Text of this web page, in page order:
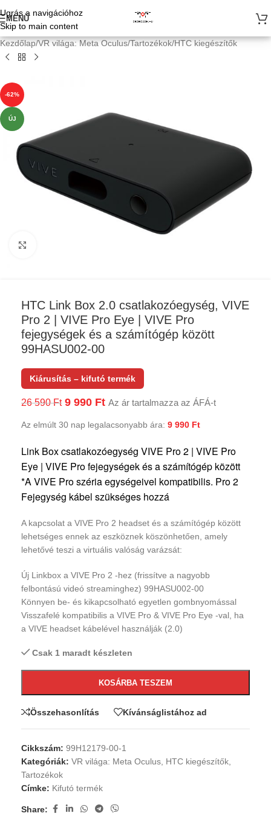
Ugrás a navigációhoz
Skip to main content
MENÜ
Kezdőlap/VR világa: Meta Oculus/Tartozékok/HTC kiegészítők
-62%
ÚJ
HTC Link Box 2.0 csatlakozóegység, VIVE
Pro 2 | VIVE Pro Eye | VIVE Pro
fejegységek és a számítógép között
99HASU002-00
Kiárusítás – kifutó termék
26 590Ft 9 990 Ft Az ár tartalmazza az ÁFÁ-t
Az elmúlt 30 nap legalacsonyabb ára: 9 990 Ft
Link Box csatlakozóegység VIVE Pro 2 | VIVE Pro
Eye | VIVE Pro fejegységek és a számítógép között
*A VIVE Pro széria egységeivel kompatibilis. Pro 2
Fejegység kábel szükséges hozzá
A kapcsolat a VIVE Pro 2 headset és a számítógép között
lehetséges ennek az eszköznek köszönhetően, amely
lehetővé teszi a virtuális valóság varázsát:
Új Linkbox a VIVE Pro 2 -hez (frissítve a nagyobb
felbontású videó streaminghez) 99HASU002-00
Könnyen be- és kikapcsolható egyetlen gombnyomással
Visszafelé kompatibilis a VIVE Pro & VIVE Pro Eye -val, ha
a VIVE headset kábelével használják (2.0)
Csak 1 maradt készleten
KOSÁRBA TESZEM
Összehasonlítás Kívánságlistához ad
Cikkszám: 99H12179-00-1
Kategóriák: VR világa: Meta Oculus HTC kiegészítők
Tartozékok
Címke: Kifutó termék
Share: